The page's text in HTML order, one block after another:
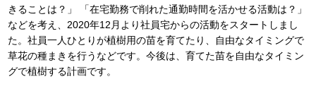
きることは？」 「在宅勤務で削れた通勤時間を活かせる活動は？」
などを考え、2020年12月より社員宅からの活動をスタートしまし
た。社員一人ひとりが植樹用の苗を育てたり、自由なタイミングで
草花の種まきを行うなどです。今後は、育てた苗を自由なタイミン
グで植樹する計画です。